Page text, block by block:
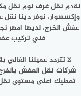
نقدم نقل غرف نوم نقل
وإكسسوار، نوفر دينا
عفش الخرج، لديها
فني تركيب
لا تتردد عميلنا
شركات نقل العفش
تعطيك اعلى مستوى نقل